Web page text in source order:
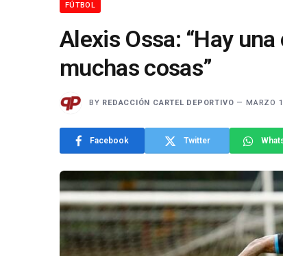
FÚTBOL
Alexis Ossa: “Hay
muchas cosas”
BY REDACCIÓN CARTEL DEPORTIVO MARZO
Facebook Twitter